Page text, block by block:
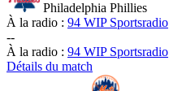
Philadelphia Phillies
À la radio : 94 WIP Sportsradio
--
À la radio : 94 WIP Sportsradio
Détails du match